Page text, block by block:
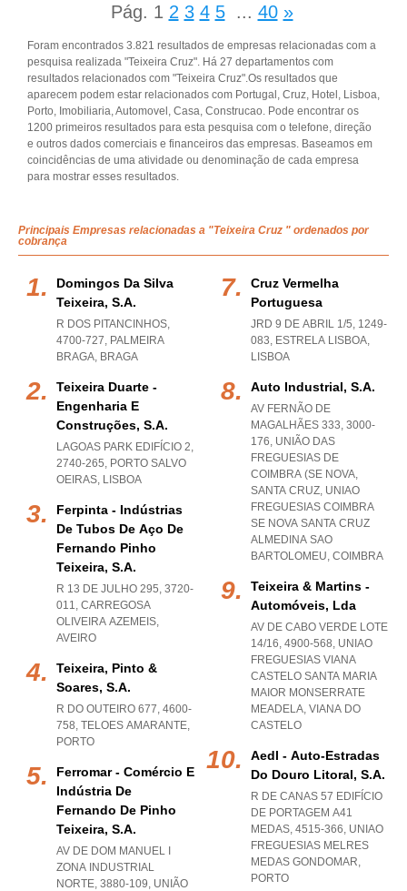
Pág. 1 2 3 4 5 ... 40 »
Foram encontrados 3.821 resultados de empresas relacionadas com a
pesquisa realizada "Teixeira Cruz". Há 27 departamentos com
resultados relacionados com "Teixeira Cruz".Os resultados que
aparecem podem estar relacionados com Portugal, Cruz, Hotel, Lisboa,
Porto, Imobiliaria, Automovel, Casa, Construcao. Pode encontrar os
1200 primeiros resultados para esta pesquisa com o telefone, direção
e outros dados comerciais e financeiros das empresas. Baseamos em
coincidências de uma atividade ou denominação de cada empresa
para mostrar esses resultados.
Principais Empresas relacionadas a "Teixeira Cruz " ordenados por
cobrança
Domingos Da Silva
Teixeira, S.a.
R DOS PITANCINHOS,
4700-727, PALMEIRA
BRAGA, BRAGA
Teixeira Duarte -
Engenharia E
Construções, S.a.
LAGOAS PARK EDIFÍCIO 2,
2740-265, PORTO SALVO
OEIRAS, LISBOA
Ferpinta - Indústrias
De Tubos De Aço De
Fernando Pinho
Teixeira, S.a.
R 13 DE JULHO 295, 3720-
011, CARREGOSA
OLIVEIRA AZEMEIS,
AVEIRO
Teixeira, Pinto &
Soares, S.a.
R DO OUTEIRO 677, 4600-
758, TELOES AMARANTE,
PORTO
Ferromar - Comércio E
Indústria De
Fernando De Pinho
Teixeira, S.a.
AV DE DOM MANUEL I
ZONA INDUSTRIAL
NORTE, 3880-109, UNIÃO
Cruz Vermelha
Portuguesa
JRD 9 DE ABRIL 1/5, 1249-
083, ESTRELA LISBOA,
LISBOA
Auto Industrial, S.a.
AV FERNÃO DE
MAGALHÃES 333, 3000-
176, UNIÃO DAS
FREGUESIAS DE
COIMBRA (SE NOVA,
SANTA CRUZ, UNIAO
FREGUESIAS COIMBRA
SE NOVA SANTA CRUZ
ALMEDINA SAO
BARTOLOMEU, COIMBRA
Teixeira & Martins -
Automóveis, Lda
AV DE CABO VERDE LOTE
14/16, 4900-568, UNIAO
FREGUESIAS VIANA
CASTELO SANTA MARIA
MAIOR MONSERRATE
MEADELA, VIANA DO
CASTELO
Aedl - Auto-Estradas
Do Douro Litoral, S.a.
R DE CANAS 57 EDIFÍCIO
DE PORTAGEM A41
MEDAS, 4515-366, UNIAO
FREGUESIAS MELRES
MEDAS GONDOMAR,
PORTO